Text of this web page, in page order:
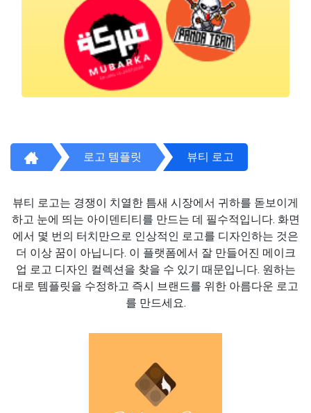
로고 템플릿 뷰티 로고
뷰티 로고는 경쟁이 치열한 틈새 시장에서 귀하를 돋보이게
하고 눈에 띄는 아이덴티티를 만드는 데 필수적입니다. 화면
에서 몇 번의 터치만으로 인상적인 로고를 디자인하는 것은
더 이상 꿈이 아닙니다. 이 플랫폼에서 잘 만들어진 메이크
업 로고 디자인 컬렉션을 찾을 수 있기 때문입니다. 원하는
대로 템플릿을 수정하고 즉시 브랜드를 위한 아름다운 로고
를 만드세요.